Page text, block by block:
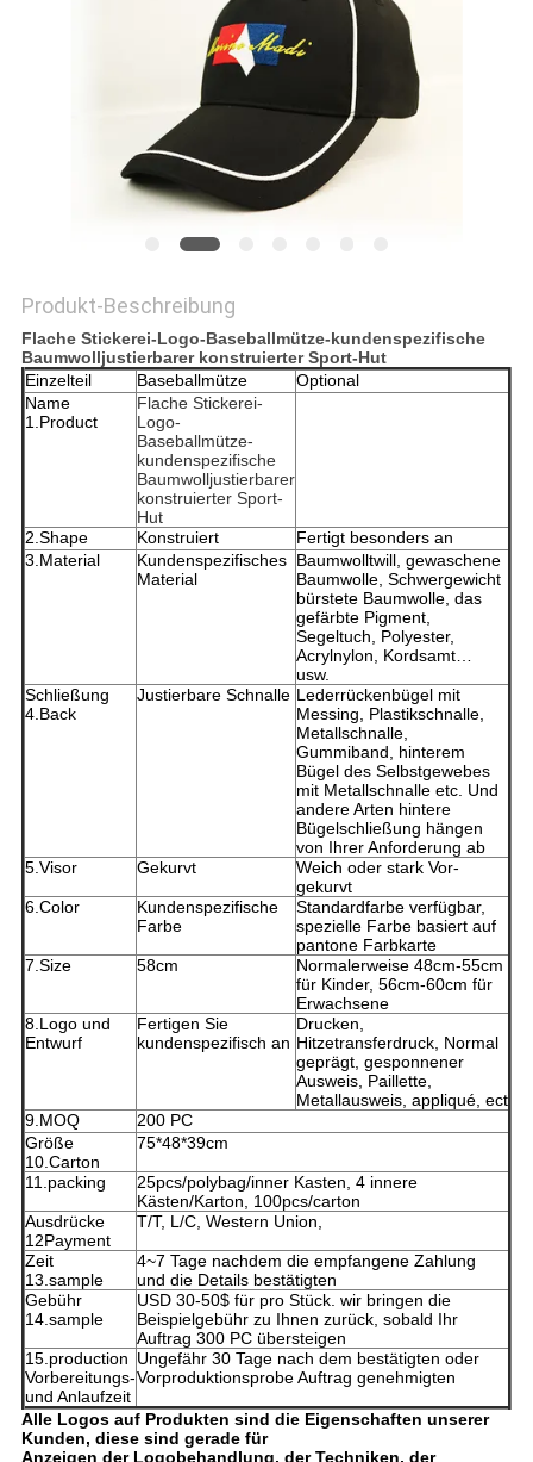
Produkt-Beschreibung
Flache Stickerei-Logo-Baseballmütze-kundenspezifische
Baumwolljustierbarer konstruierter Sport-Hut
Einzelteil
Baseballmütze
Optional
Name
1.Product
Flache Stickerei-
Logo-
Baseballmütze-
kundenspezifische
Baumwolljustierbarer
konstruierter Sport-
Hut
2.Shape
Konstruiert
Fertigt besonders an
3.Material
Kundenspezifisches
Material
Baumwolltwill, gewaschene
Baumwolle, Schwergewicht
bürstete Baumwolle, das
gefärbte Pigment,
Segeltuch, Polyester,
Acrylnylon, Kordsamt…
usw.
Schließung
4.Back
Justierbare Schnalle Lederrückenbügel mit
Messing, Plastikschnalle,
Metallschnalle,
Gummiband, hinterem
Bügel des Selbstgewebes
mit Metallschnalle etc. Und
andere Arten hintere
Bügelschließung hängen
von Ihrer Anforderung ab
5.Visor
Gekurvt
Weich oder stark Vor-
gekurvt
6.Color
Kundenspezifische
Farbe
Standardfarbe verfügbar,
spezielle Farbe basiert auf
pantone Farbkarte
7.Size
58cm
Normalerweise 48cm-55cm
für Kinder, 56cm-60cm für
Erwachsene
8.Logo und
Entwurf
Fertigen Sie
kundenspezifisch an
Drucken,
Hitzetransferdruck, Normal
geprägt, gesponnener
Ausweis, Paillette,
Metallausweis, appliqué, ect
9.MOQ
200 PC
Größe
10.Carton
75*48*39cm
11.packing
25pcs/polybag/inner Kasten, 4 innere
Kästen/Karton, 100pcs/carton
Ausdrücke
12Payment
T/T, L/C, Western Union,
Zeit
13.sample
4~7 Tage nachdem die empfangene Zahlung
und die Details bestätigten
Gebühr
14.sample
USD 30-50$ für pro Stück. wir bringen die
Beispielgebühr zu Ihnen zurück, sobald Ihr
Auftrag 300 PC übersteigen
15.production
Vorbereitungs-
und Anlaufzeit
Ungefähr 30 Tage nach dem bestätigten oder
Vorproduktionsprobe Auftrag genehmigten
Alle Logos auf Produkten sind die Eigenschaften unserer
Kunden, diese sind gerade für
Anzeigen der Logobehandlung, der Techniken, der